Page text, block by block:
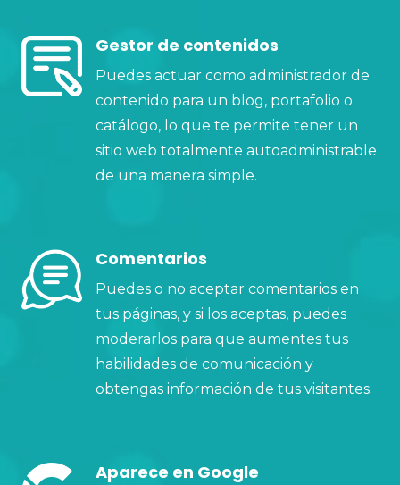
Gestor de contenidos
Puedes actuar como administrador de
contenido para un blog, portafolio o
catálogo, lo que te permite tener un
sitio web totalmente autoadministrable
de una manera simple.
Comentarios
Puedes o no aceptar comentarios en
tus páginas, y si los aceptas, puedes
moderarlos para que aumentes tus
habilidades de comunicación y
obtengas información de tus visitantes.
Aparece en Google